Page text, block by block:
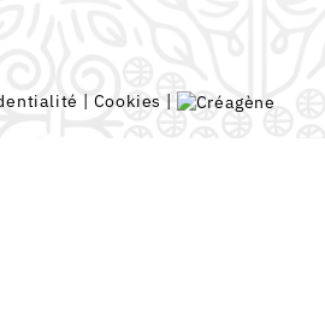
| Cookies |